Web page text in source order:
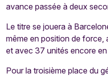
avance passée à deux
Le titre se jouera à
même en position de
et avec 37 unités encore en
Pour la troisième place du